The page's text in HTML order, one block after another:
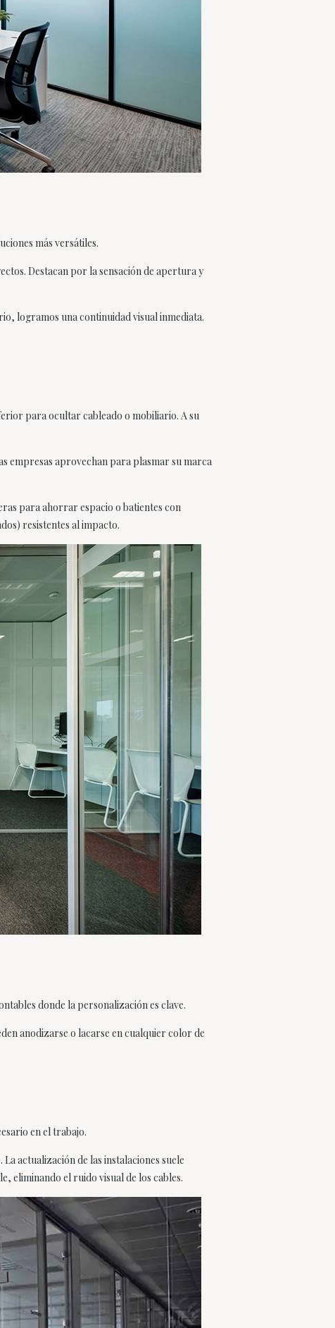
más versátiles.
Destacan por la sensación de apertura y
logramos una continuidad visual inmediata.
para ocultar cableado o mobiliario. A su
empresas aprovechan para plasmar su marca
para ahorrar espacio o batientes con
resistentes al impacto.
donde la personalización es clave.
anodizarse o lacarse en cualquier color de
en el trabajo.
actualización de las instalaciones suele
eliminando el ruido visual de los cables.